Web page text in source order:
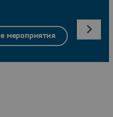
мероприятия